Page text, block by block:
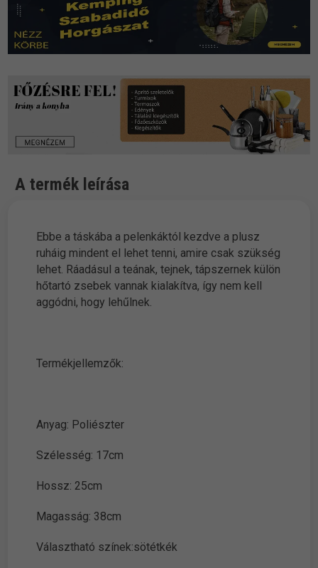
A termék leírása
Ebbe a táskába a pelenkáktól kezdve a plusz
ruháig mindent el lehet tenni, amire csak szükség
lehet. Ráadásul a teának, tejnek, tápszernek külön
hőtartó zsebek vannak kialakítva, így nem kell
aggódni, hogy lehűlnek.
Termékjellemzők:
Anyag: Poliészter
Szélesség: 17cm
Hossz: 25cm
Magasság: 38cm
Választható színek:sötétkék